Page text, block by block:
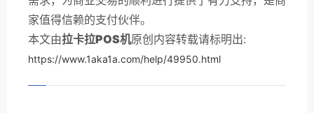
家值得信赖的支付伙伴。
本文由拉卡拉POS机原创内容转载请标明出:
https://www.1aka1a.com/help/49950.html